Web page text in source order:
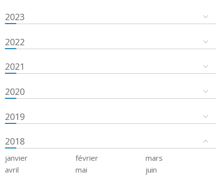
2023
2022
2021
2020
2019
2018
janvier février
mars
avril
mai
juin